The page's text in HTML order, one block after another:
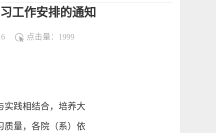
工作安排的通知
点击量： 1999
实践相结合，培养大
质量，各院（系）依